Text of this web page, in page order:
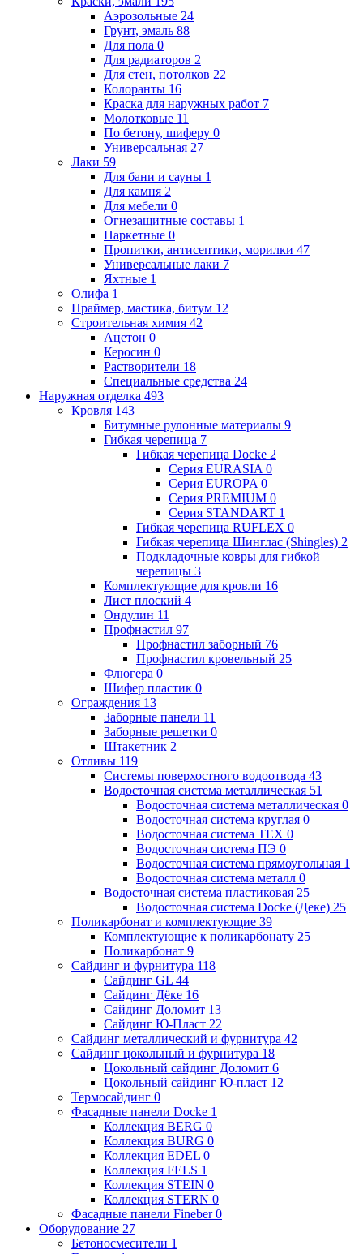
Аэрозольные 24
Грунт, эмаль 88
Для пола 0
Для радиаторов 2
Для стен, потолков 22
Колоранты 16
Краска для наружных работ 7
Молотковые 11
По бетону, шиферу 0
Универсальная 27
Лаки 59
Для бани и сауны 1
Для камня 2
Для мебели 0
Огнезащитные составы 1
Паркетные 0
Пропитки, антисептики, морилки 47
Универсальные лаки 7
Яхтные 1
Олифа 1
Праймер, мастика, битум 12
Строительная химия 42
Ацетон 0
Керосин 0
Растворители 18
Специальные средства 24
Наружная отделка 493
Кровля 143
Битумные рулонные материалы 9
Гибкая черепица 7
Гибкая черепица Docke 2
Серия EURASIA 0
Серия EUROPA 0
Серия PREMIUM 0
Серия STANDART 1
Гибкая черепица RUFLEX 0
Гибкая черепица Шинглас (Shingles) 2
Подкладочные ковры для гибкой
черепицы 3
Комплектующие для кровли 16
Лист плоский 4
Ондулин 11
Профнастил 97
Профнастил заборный 76
Профнастил кровельный 25
Флюгера 0
Шифер пластик 0
Ограждения 13
Заборные панели 11
Заборные решетки 0
Штакетник 2
Отливы 119
Системы поверхостного водоотвода 43
Водосточная система металлическая 51
Водосточная система металлическая 0
Водосточная система круглая 0
Водосточная система ТЕХ 0
Водосточная система ПЭ 0
Водосточная система прямоугольная 1
Водосточная система металл 0
Водосточная система пластиковая 25
Водосточная система Docke (Деке) 25
Поликарбонат и комплектующие 39
Комплектующие к поликарбонату 25
Поликарбонат 9
Сайдинг и фурнитура 118
Сайдинг GL 44
Сайдинг Дёке 16
Сайдинг Доломит 13
Сайдинг Ю-Пласт 22
Сайдинг металлический и фурнитура 42
Сайдинг цокольный и фурнитура 18
Цокольный сайдинг Доломит 6
Цокольный сайдинг Ю-пласт 12
Термосайдинг 0
Фасадные панели Docke 1
Коллекция BERG 0
Коллекция BURG 0
Коллекция EDEL 0
Коллекция FELS 1
Коллекция STEIN 0
Коллекция STERN 0
Фасадные панели Fineber0
Оборудование 27
Бетоносмесители 1